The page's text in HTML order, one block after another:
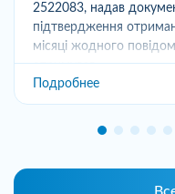
2522083, надав
підтвердження
місяці жодного
отримував,...
Подробнее